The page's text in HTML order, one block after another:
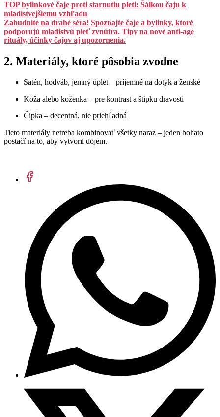
TOP bylinkové čaje proti starnutiu pleti: Šálkou čaju k
mladistvejšiemu vzhľadu
Zabudnite na drahé séra! Spoznajte čaje a bylinky, ktoré
podporujú mladistvú pleť zvnútra. Tipy na nové anti-age
rituály, účinky čajov aj upozornenia.
2. Materiály, ktoré pôsobia zvodne
Satén, hodváb, jemný úplet – príjemné na dotyk a ženské
Koža alebo koženka – pre kontrast a štipku dravosti
Čipka – decentná, nie priehľadná
Tieto materiály netreba kombinovať všetky naraz – jeden bohato
postačí na to, aby vytvoril dojem.